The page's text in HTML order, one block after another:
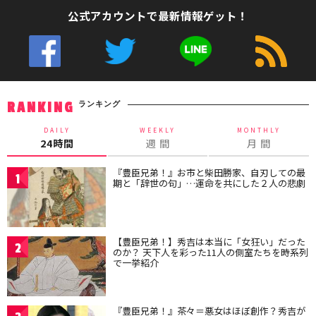
公式アカウントで最新情報ゲット！
RANKING ランキング
DAILY
24時間
WEEKLY
週 間
MONTHLY
月 間
1 『豊臣兄弟！』お市と柴田勝家、自刃しての最
期と「辞世の句」…運命を共にした２人の悲劇
2 【豊臣兄弟！】秀吉は本当に「女狂い」だった
のか？ 天下人を彩った11人の側室たちを時系列
で一挙紹介
『豊臣兄弟！』茶々＝悪女はほぼ創作？秀吉が